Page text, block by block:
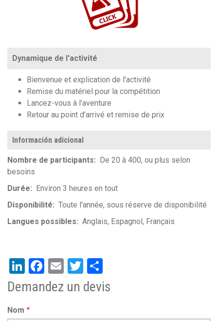
Dynamique de l'activité
Bienvenue et explication de l’activité
Remise du matériel pour la compétition
Lancez-vous à l’aventure
Retour au point d’arrivé et remise de prix
Información adicional
Nombre de participants
De 20 à 400, ou plus selon
besoins
Durée
Environ 3 heures en tout
Disponibilité
Toute l'année, sous réserve de disponibilité
Langues possibles
Anglais Espagnol Français
LinkedIn
Facebook
EmailTwitter
Demandez un devis
Nom